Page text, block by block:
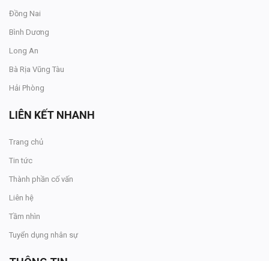
Đồng Nai
Bình Dương
Long An
Bà Rịa Vũng Tàu
Hải Phòng
LIÊN KẾT NHANH
Trang chủ
Tin tức
Thành phần cố vấn
Liên hệ
Tầm nhìn
Tuyển dụng nhân sự